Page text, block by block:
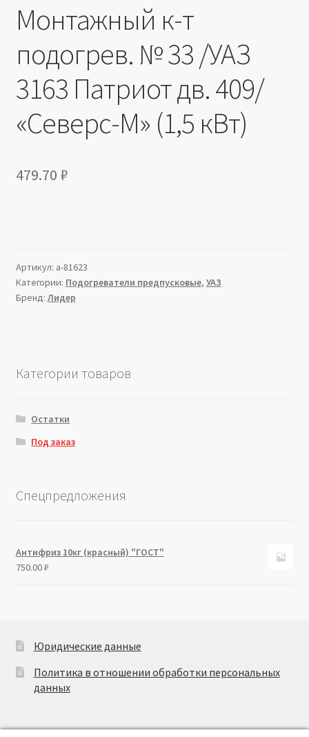
Монтажный к-т
подогрев. № 33 /УАЗ
3163 Патриот дв. 409/
«Северс-М» (1,5 кВт)
479.70 ₽
Артикул: a-81623
Категории: Подогреватели предпусковые, УАЗ
Бренд:Лидер
Категории товаров
Остатки
Под заказ
Спецпредложения
Антифриз 10кг (красный) "ГОСТ"
750.00₽
Юридические данные
Политика в отношении обработки персональных
данных